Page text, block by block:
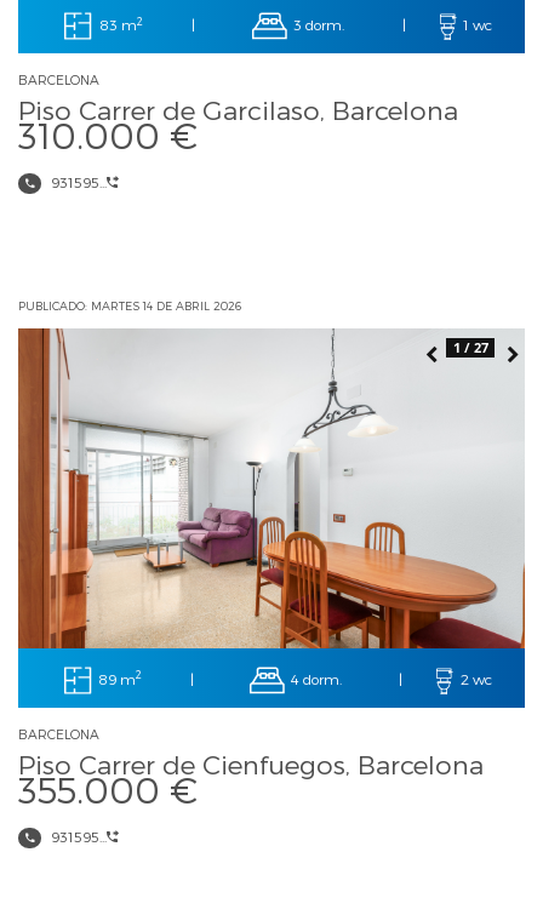
83 m2 | 3 dorm. | 1 wc
BARCELONA
Piso Carrer de Garcilaso, Barcelona
310.000 €
931595...
PUBLICADO: MARTES 14 DE ABRIL 2026
1 / 27
89 m2 | 4 dorm. | 2 wc
BARCELONA
Piso Carrer de Cienfuegos, Barcelona
355.000 €
931595...